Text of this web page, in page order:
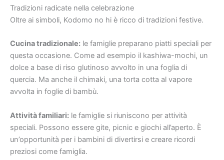
Tradizioni radicate nella celebrazione
Oltre ai simboli, Kodomo no hi è ricco di tradizioni festive.
Cucina tradizionale: le famiglie preparano piatti speciali per
questa occasione. Come ad esempio il kashiwa-mochi, un
dolce a base di riso glutinoso avvolto in una foglia di
quercia. Ma anche il chimaki, una torta cotta al vapore
avvolta in foglie di bambù.
Attività familiari: le famiglie si riuniscono per attività
speciali. Possono essere gite, picnic e giochi all’aperto. È
un’opportunità per i bambini di divertirsi e creare ricordi
preziosi come famiglia.